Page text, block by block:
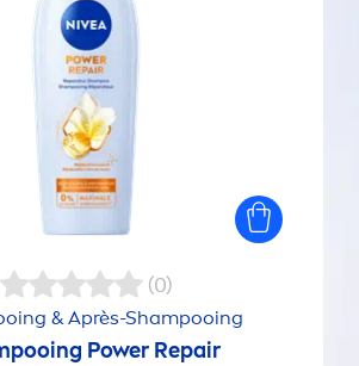
(0)
& Après-Shampooing
Power Repair